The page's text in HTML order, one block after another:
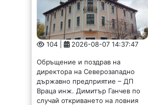
104 | 2026-08-07 14:37:47
Обръщение и поздрав на
директора на Северозападно
държавно предприятие – ДП
Враца инж. Димитър Ганчев по
случай откриването на ловния